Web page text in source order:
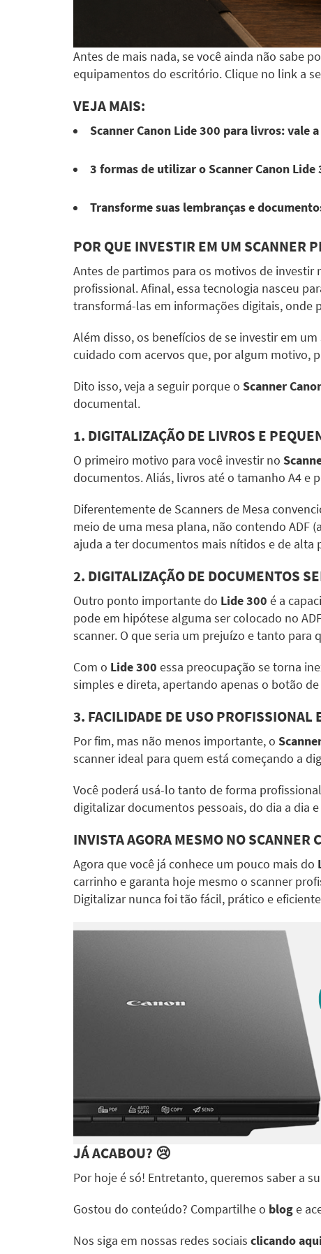
Antes de mais nada, se você ainda não sabe
equipamentos do escritório. Clique no link a
VEJA MAIS:
Scanner Canon Lide 300 para livros: vale
3 formas de utilizar o Scanner Canon Lide
Transforme suas lembranças e
POR QUE INVESTIR EM UM SCANNER
Antes de partimos para os motivos de investir
profissional. Afinal, essa tecnologia nasceu
transformá-las em informações digitais, onde
Além disso, os benefícios de se investir em
cuidado com acervos que, por algum motivo,
Dito isso, veja a seguir porque o Scanner
documental.
1. DIGITALIZAÇÃO DE LIVROS E
O primeiro motivo para você investir no
documentos. Aliás, livros até o tamanho A4 e
Diferentemente de Scanners de Mesa
meio de uma mesa plana, não contendo ADF
ajuda a ter documentos mais nítidos e de alta
2. DIGITALIZAÇÃO DE DOCUMENTOS
Outro ponto importante do Lide 300 é a
pode em hipótese alguma ser colocado no
scanner. O que seria um prejuízo e tanto para
Com o Lide 300 essa preocupação se torna
simples e direta, apertando apenas o botão
3. FACILIDADE DE USO PROFISSIONAL
Por fim, mas não menos importante, o
scanner ideal para quem está começando a
Você poderá usá-lo tanto de forma
digitalizar documentos pessoais, do dia a dia
INVISTA AGORA MESMO NOSCANNER
Agora que você já conhece um pouco mais do
carrinho e garanta hoje mesmo o scanner
Digitalizar nunca foi tão fácil, prático e
JÁ ACABOU? 😢
Por hoje é só! Entretanto, queremos saber a
Gostou do conteúdo? Compartilhe o bloge
Nos siga em nossas redes sociais clicando